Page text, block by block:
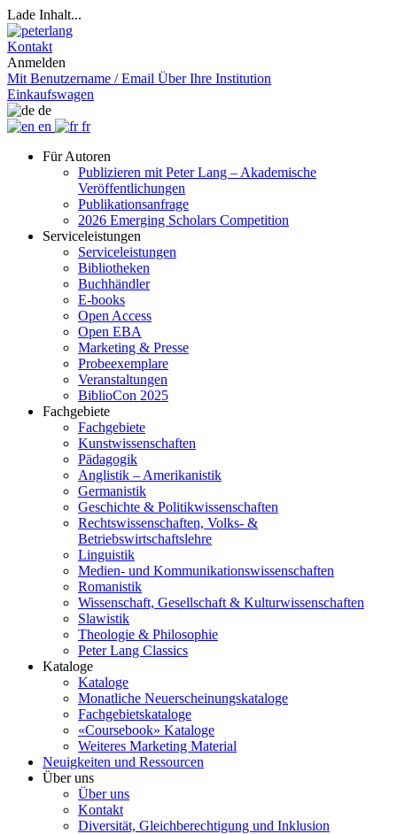
Lade Inhalt...
Kontakt
Anmelden
Mit Benutzername / Email Über Ihre Institution
Einkaufswagen
de
en
fr
Für Autoren
Publizieren mit Peter Lang – Akademische
Veröffentlichungen
Publikationsanfrage
2026 Emerging Scholars Competition
Serviceleistungen
Serviceleistungen
Bibliotheken
Buchhändler
E-books
Open Access
Open EBA
Marketing & Presse
Probeexemplare
Veranstaltungen
BiblioCon 2025
Fachgebiete
Fachgebiete
Kunstwissenschaften
Pädagogik
Anglistik – Amerikanistik
Germanistik
Geschichte & Politikwissenschaften
Rechtswissenschaften, Volks- &
Betriebswirtschaftslehre
Linguistik
Medien- und Kommunikationswissenschaften
Romanistik
Wissenschaft, Gesellschaft & Kulturwissenschaften
Slawistik
Theologie & Philosophie
Peter Lang Classics
Kataloge
Kataloge
Monatliche Neuerscheinungskataloge
Fachgebietskataloge
«Coursebook» Kataloge
Weiteres Marketing Material
Neuigkeiten und Ressourcen
Über uns
Über uns
Kontakt
Diversität, Gleichberechtigung und Inklusion